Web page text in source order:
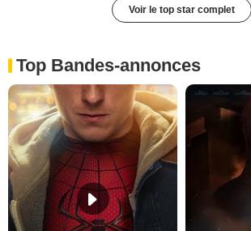
Voir le top star complet
Top Bandes-annonces